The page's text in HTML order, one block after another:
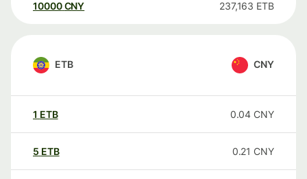
10000 CNY 237,163 ETB
ETB CNY
1 ETB 0.04 CNY
5 ETB 0.21 CNY